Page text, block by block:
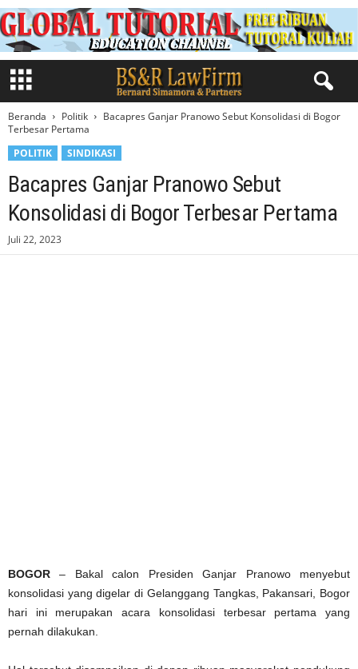
Beranda Politik
Bacapres Ganjar Pranowo Sebut Konsolidasi di Bogor
Terbesar Pertama
POLITIK
SINDIKASI
Bacapres Ganjar Pranowo Sebut
Konsolidasi di Bogor Terbesar Pertama
Juli 22, 2023
BOGOR – Bakal calon Presiden Ganjar Pranowo menyebut
konsolidasi yang digelar di Gelanggang Tangkas, Pakansari, Bogor
hari ini merupakan acara konsolidasi terbesar pertama yang
pernah dilakukan.